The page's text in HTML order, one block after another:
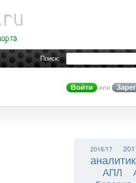
Поиск:
Войти или
2016/17
АПЛ